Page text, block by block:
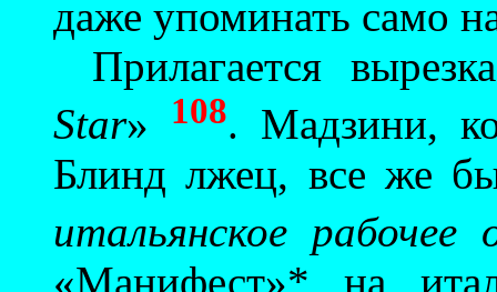
даже упоминать само
Прилагается
Star» 108. Мадзини,
Блинд лжец, все же
итальянское рабочее
«Манифест»* на